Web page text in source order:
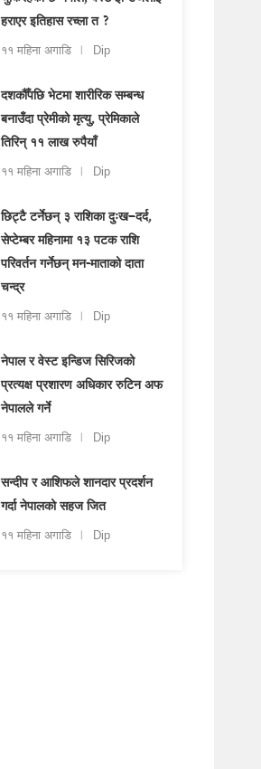
हराएर इतिहास रच्ला त ?
११ महिना अगाडि Dip
दशकौँपछि भेटमा शारीरिक सम्बन्ध
बनाउँदा प्रेमीको मृत्यु, प्रेमिकाले
तिरिन् ११ लाख रुपैयाँ
११ महिना अगाडि Dip
छिट्टै टर्नेछन् ३ राशिका दुःख–दर्द,
सेप्टेम्बर महिनामा १३ पटक राशि
परिवर्तन गर्नेछन् मन-माताको दाता
चन्द्र
११ महिना अगाडि Dip
नेपाल र वेस्ट इन्डिज सिरिजको
प्रत्यक्ष प्रशारण अधिकार रुटिन अफ
नेपालले गर्ने
११ महिना अगाडि Dip
सन्दीप र आशिफले शानदार प्रदर्शन
गर्दा नेपालको सहज जित
११ महिना अगाडि Dip